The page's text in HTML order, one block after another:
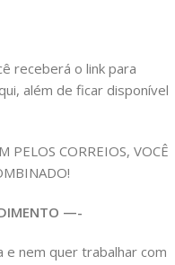
receberá o link para
além de ficar disponível
PELOS CORREIOS, VOCÊ
—-
e nem quer trabalhar com